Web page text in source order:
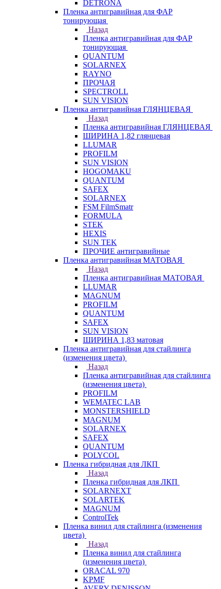
DETRONA
Пленка антигравийная для ФАР
тонирующая
Назад
Пленка антигравийная для ФАР
тонирующая
QUANTUM
SOLARNEX
RAYNO
ПРОЧАЯ
SPECTROLL
SUN VISION
Пленка антигравийная ГЛЯНЦЕВАЯ
Назад
Пленка антигравийная ГЛЯНЦЕВАЯ
ШИРИНА 1,82 глянцевая
LLUMAR
PROFILM
SUN VISION
HOGOMAKU
QUANTUM
SAFEX
SOLARNEX
FSM FilmSmatr
FORMULA
STEK
HEXIS
SUN TEK
ПРОЧИЕ антигравийные
Пленка антигравийная МАТОВАЯ
Назад
Пленка антигравийная МАТОВАЯ
LLUMAR
MAGNUM
PROFILM
QUANTUM
SAFEX
SUN VISION
ШИРИНА 1,83 матовая
Пленка антигравийная для стайлинга
(изменения цвета)
Назад
Пленка антигравийная для стайлинга
(изменения цвета)
PROFILM
WEMATEC LAB
MONSTERSHIELD
MAGNUM
SOLARNEX
SAFEX
QUANTUM
POLYCOL
Пленка гибридная для ЛКП
Назад
Пленка гибридная для ЛКП
SOLARNEXT
SOLARTEK
MAGNUM
ControlTek
Пленка винил для стайлинга (изменения
цвета)
Назад
Пленка винил для стайлинга
(изменения цвета)
ORACAL 970
KPMF